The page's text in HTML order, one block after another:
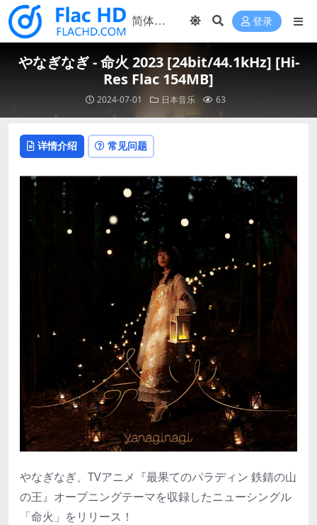
登录
やなぎなぎ - 命火 2023 [24bit/44.1kHz] [Hi-
Res Flac 154MB]
2024-07-01 日本音乐 63
详情介绍 常见问题
やなぎなぎ、TVアニメ『最果てのパラディン 鉄錆の山
の王』オープニングテーマを収録したニューシングル
「命火」をリリース！